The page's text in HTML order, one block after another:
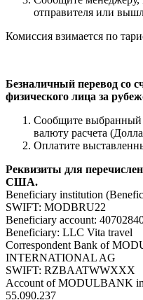
отправителя или
Комиссия взимается по
Безналичный перевод со
физического лица за
Сообщите выбранный
валюту расчета
Оплатите
Реквизиты для
США.
Beneficiary institution
SWIFT: MODBRU22
Beneficiary account:
Beneficiary: LLC Vita travel
Correspondent Bank of
INTERNATIONAL AG
SWIFT: RZBAATWWXXX
Account of MODULBANK in
55.090.237